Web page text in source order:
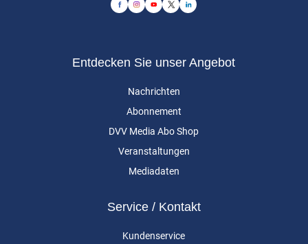
Entdecken Sie unser Angebot
Nachrichten
Abonnement
DVV Media Abo Shop
Veranstaltungen
Mediadaten
Service / Kontakt
Kundenservice